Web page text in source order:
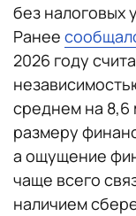
без налоговых
Ранее
2026 году
среднем на 8,6
размеру
а ощущение
чаще всего
наличием